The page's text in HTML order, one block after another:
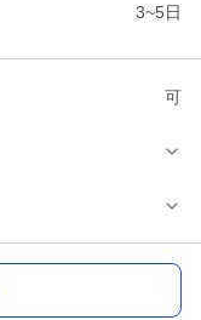
3~5日
可